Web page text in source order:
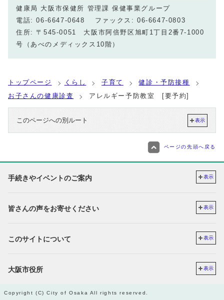
健康局 大阪市保健所 管理課 保健事業グループ
電話: 06-6647-0648 ファックス: 06-6647-0803
住所: 〒545-0051 大阪市阿倍野区旭町1丁目2番7-1000
号（あべのメディックス10階）
トップページ くらし 子育て
健診・予防接種
お子さんの健康診査
アレルギー予防教室 [要予約]
このページへの別ルート 表示
ページの先頭へ戻る
手続きやイベントのご案内 表示
皆さんの声をお寄せください 表示
このサイトについて 表示
大阪市役所 表示
Copyright (C) City of Osaka All rights reserved.